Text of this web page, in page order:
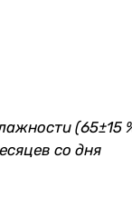
(65±15
со дня